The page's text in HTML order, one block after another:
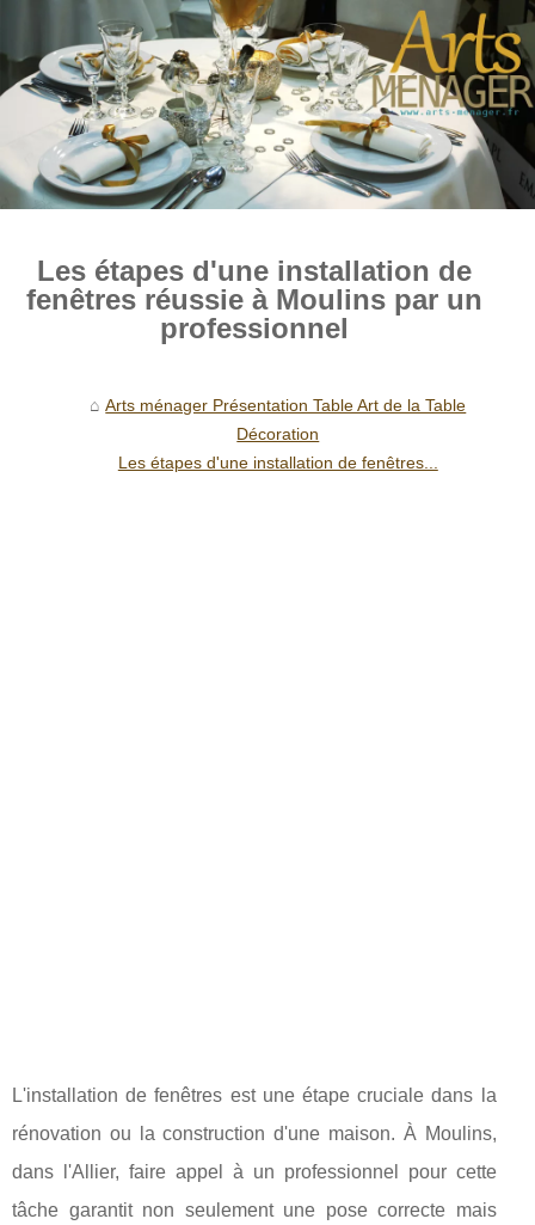
Les étapes d'une installation de
fenêtres réussie à Moulins par un
professionnel
Arts ménager Présentation Table Art de la Table
Décoration
Les étapes d'une installation de fenêtres...
L'installation de fenêtres est une étape cruciale dans la
rénovation ou la construction d'une maison. À Moulins,
dans l'Allier, faire appel à un professionnel pour cette
tâche garantit non seulement une pose correcte mais